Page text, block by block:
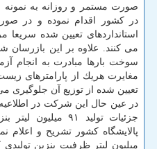
صورت مستمر و روزانه به
در كشور اقدام نموده و در
استانداردهای تعیین شده سریعا
می كنند. علاوه بر این
سوخت بارها مبادرت به انجام
مغایرت هریك از پارامترهای
تعیین شده از توزیع آن جلوگیری
در عین حال این شركت در
جزئیات تولید ۹۱
میلیون لیتر ظرفیت بنزین